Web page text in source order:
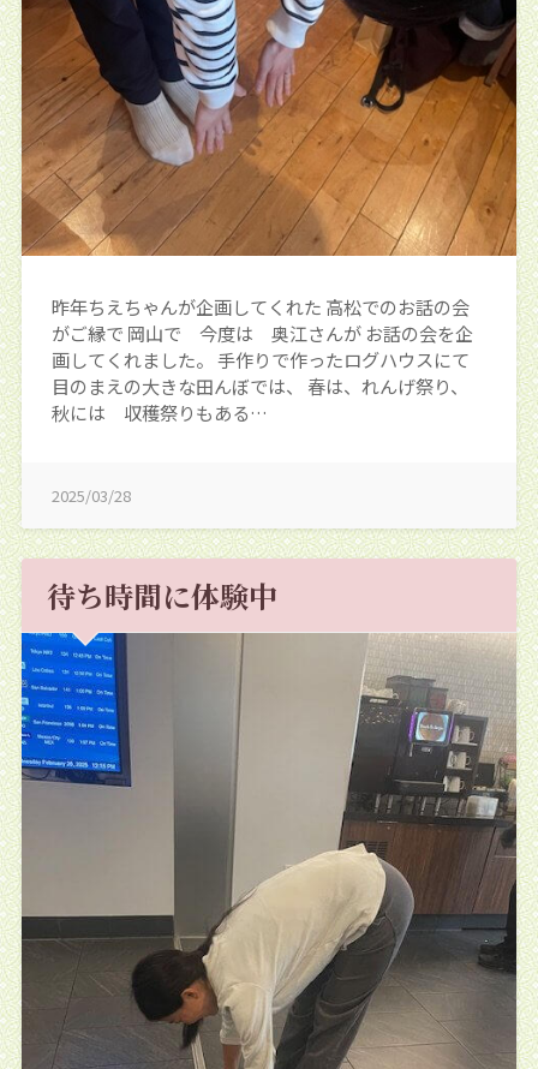
昨年ちえちゃんが企画してくれた 高松でのお話の会
がご縁で 岡山で 今度は 奥江さんが お話の会を企
画してくれました。 手作りで作ったログハウスにて
目のまえの大きな田んぼでは、 春は、れんげ祭り、
秋には 収穫祭りもある…
2025/03/28
待ち時間に体験中